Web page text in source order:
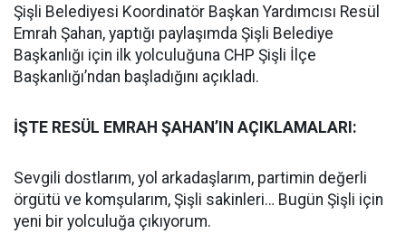
Şişli Belediyesi Koordinatör Başkan Yardımcısı Resül
Emrah Şahan, yaptığı paylaşımda Şişli Belediye
Başkanlığı için ilk yolculuğuna CHP Şişli İlçe
Başkanlığı’ndan başladığını açıkladı.
İŞTE RESÜL EMRAH ŞAHAN’IN AÇIKLAMALARI:
Sevgili dostlarım, yol arkadaşlarım, partimin değerli
örgütü ve komşularım, Şişli sakinleri… Bugün Şişli için
yeni bir yolculuğa çıkıyorum.